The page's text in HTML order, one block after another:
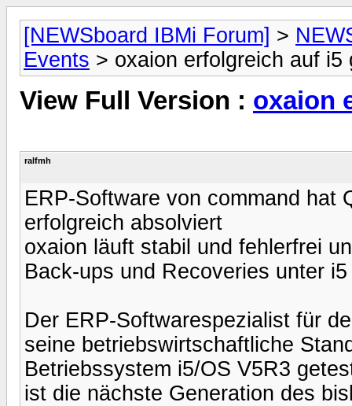
[NEWSboard IBMi Forum] >
Events > oxaion erfolgreich auf i5
View Full Version : oxaion
ralfmh
ERP-Software von command hat
erfolgreich absolviert
oxaion läuft stabil und fehlerfrei
Back-ups und Recoveries unter
Der ERP-Softwarespezialist für
seine betriebswirtschaftliche
Betriebssystem i5/OS V5R3
ist die nächste Generation des